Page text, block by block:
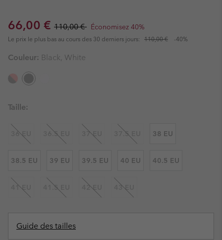
Sale price:
66,00 € Regular price:
110,00 € Économisez 40%
Le prix le plus bas au cours des 30 derniers jours: 110,00 € -40%
Couleur: Black, White
Taille:
36 EU 36.5 EU 37 EU 37.5 EU 38 EU
38.5 EU 39 EU 39.5 EU 40 EU 40.5 EU
41 EU 41.5 EU 42 EU 43 EU
Guide des tailles